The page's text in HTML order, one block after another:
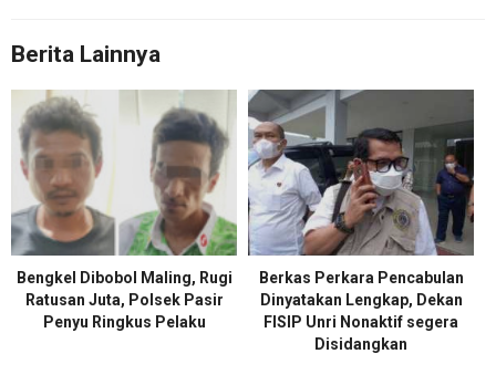
Berita Lainnya
Bengkel Dibobol Maling, Rugi
Ratusan Juta, Polsek Pasir
Penyu Ringkus Pelaku
Berkas Perkara Pencabulan
Dinyatakan Lengkap, Dekan
FISIP Unri Nonaktif segera
Disidangkan